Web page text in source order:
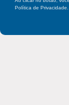
Política de Privacidade.